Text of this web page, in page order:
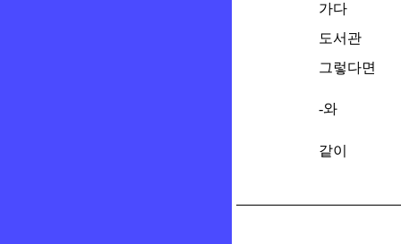
가다
도서관
그렇다면
-와
같이